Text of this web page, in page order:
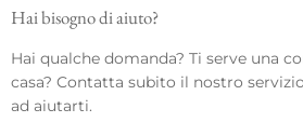
Hai bisogno di aiuto?
Hai qualche domanda? Ti serve una
casa? Contatta subito il nostro
ad aiutarti.